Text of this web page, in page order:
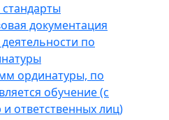
документация
по
ординатуры, по
обучение (с
ответственных лиц)